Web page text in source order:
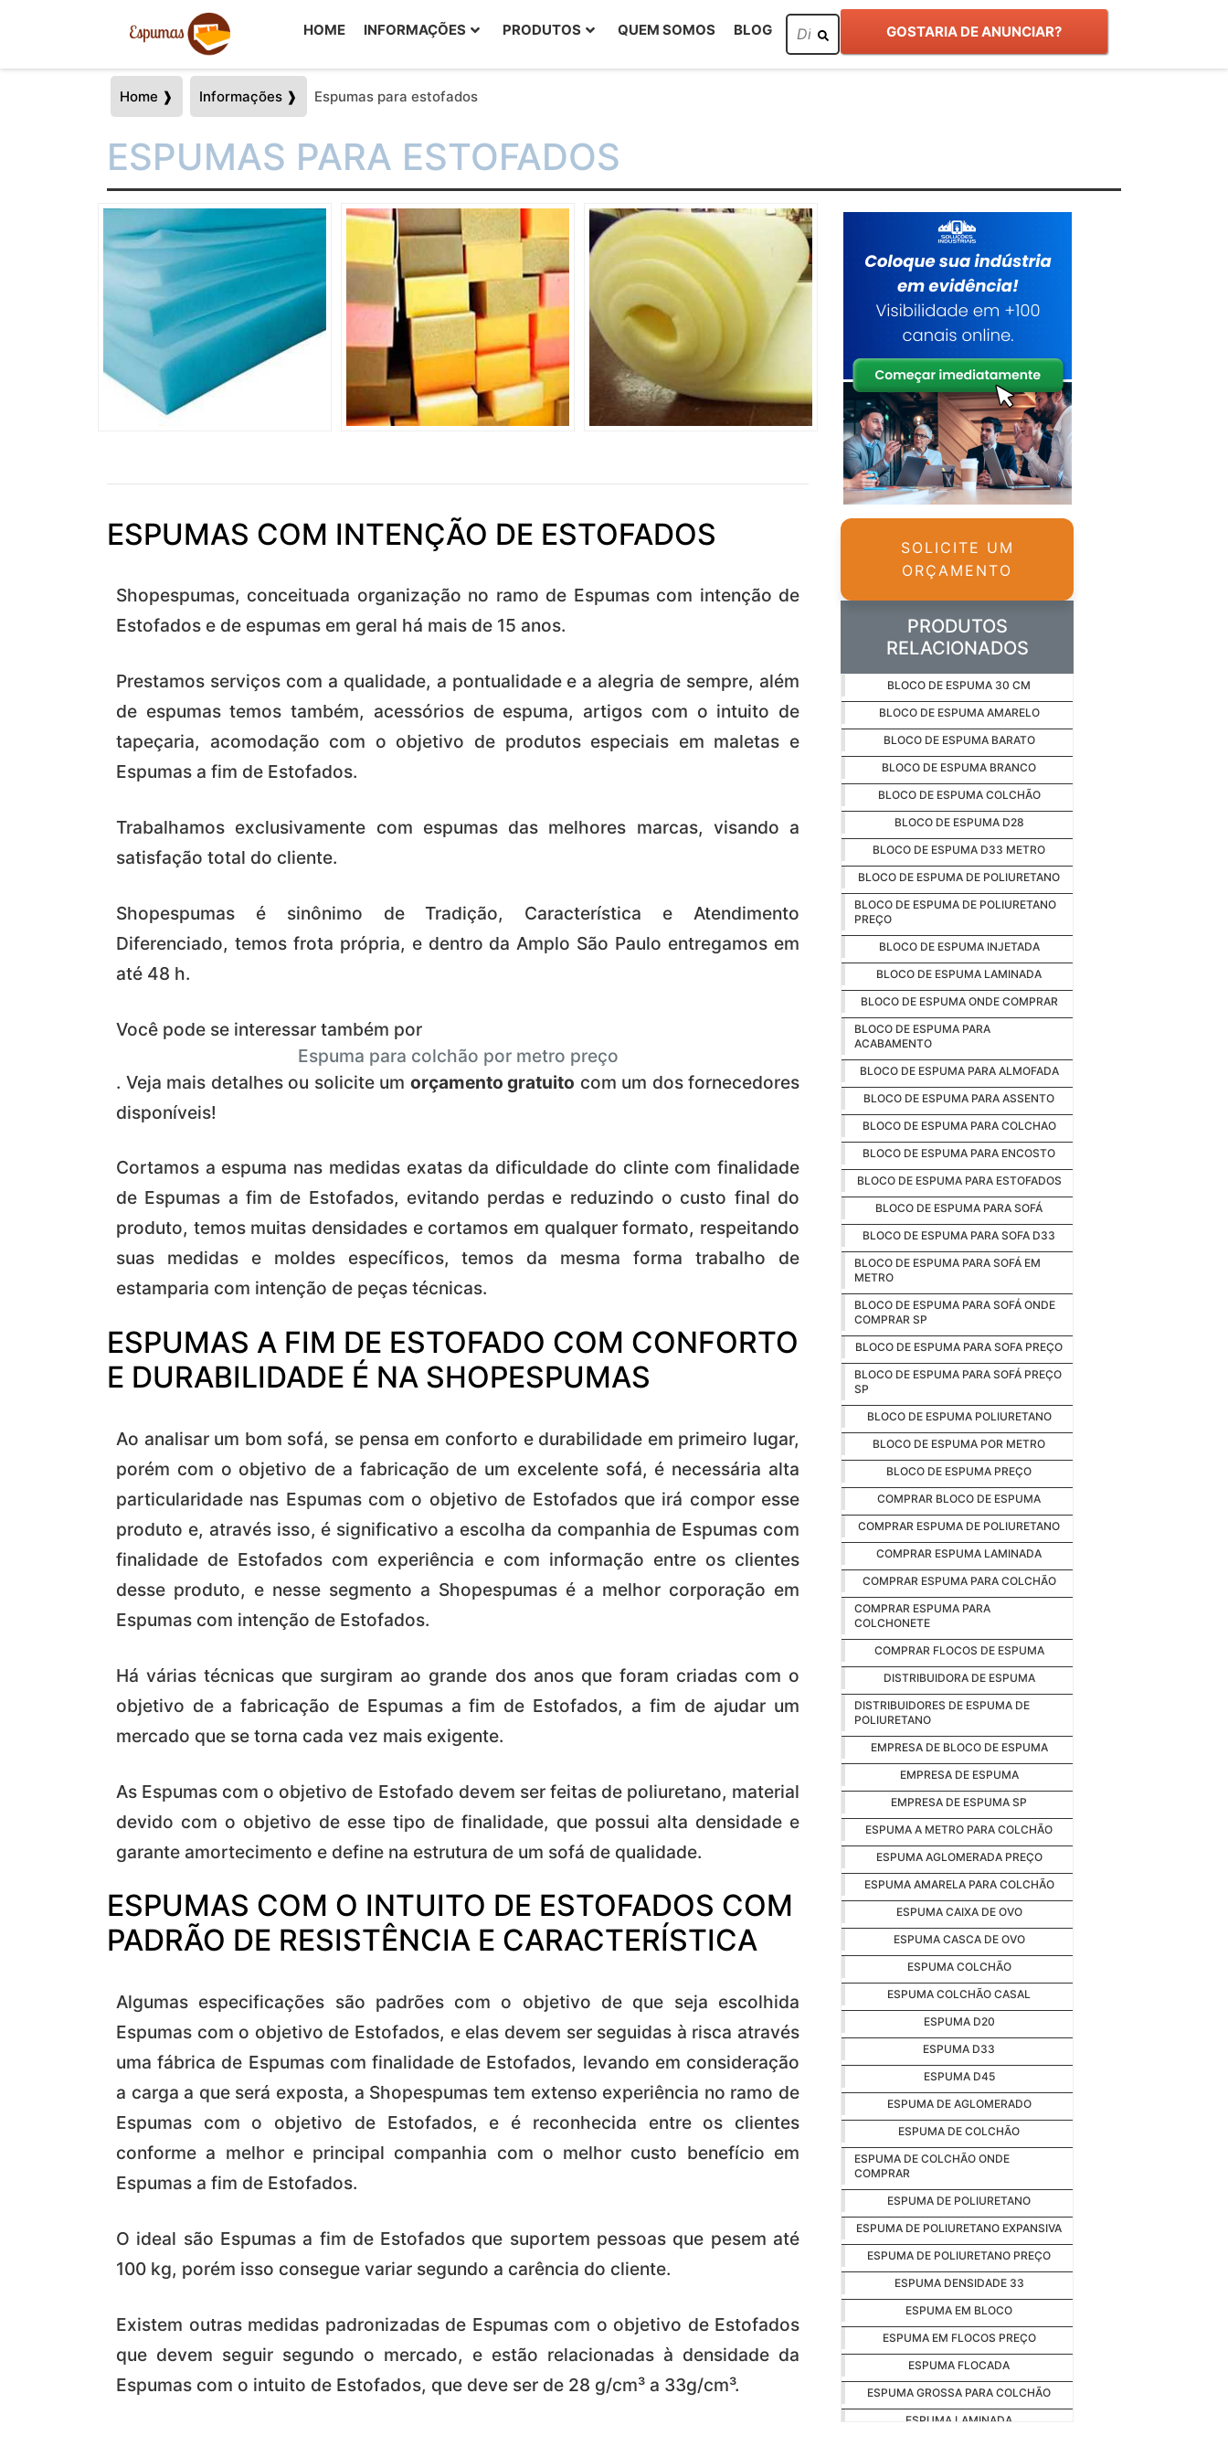
HOME INFORMAÇÕES PRODUTOS QUEM SOMOS BLOG GOSTARIA DE ANUNCIAR?
Home ❱ Informações ❱ Espumas para estofados
ESPUMAS PARA ESTOFADOS
ESPUMAS COM INTENÇÃO DE ESTOFADOS
Shopespumas, conceituada organização no ramo de Espumas com intenção de
Estofados e de espumas em geral há mais de 15 anos.
Prestamos serviços com a qualidade, a pontualidade e a alegria de sempre, além
de espumas temos também, acessórios de espuma, artigos com o intuito de
tapeçaria, acomodação com o objetivo de produtos especiais em maletas e
Espumas a fim de Estofados.
Trabalhamos exclusivamente com espumas das melhores marcas, visando a
satisfação total do cliente.
Shopespumas é sinônimo de Tradição, Característica e Atendimento
Diferenciado, temos frota própria, e dentro da Amplo São Paulo entregamos em
até 48 h.
Você pode se interessar também por
Espuma para colchão por metro preço
. Veja mais detalhes ou solicite um orçamento gratuito com um dos fornecedores
disponíveis!
Cortamos a espuma nas medidas exatas da dificuldade do clinte com finalidade
de Espumas a fim de Estofados, evitando perdas e reduzindo o custo final do
produto, temos muitas densidades e cortamos em qualquer formato, respeitando
suas medidas e moldes específicos, temos da mesma forma trabalho de
estamparia com intenção de peças técnicas.
ESPUMAS A FIM DE ESTOFADO COM CONFORTO
E DURABILIDADE É NA SHOPESPUMAS
Ao analisar um bom sofá, se pensa em conforto e durabilidade em primeiro lugar,
porém com o objetivo de a fabricação de um excelente sofá, é necessária alta
particularidade nas Espumas com o objetivo de Estofados que irá compor esse
produto e, através isso, é significativo a escolha da companhia de Espumas com
finalidade de Estofados com experiência e com informação entre os clientes
desse produto, e nesse segmento a Shopespumas é a melhor corporação em
Espumas com intenção de Estofados.
Há várias técnicas que surgiram ao grande dos anos que foram criadas com o
objetivo de a fabricação de Espumas a fim de Estofados, a fim de ajudar um
mercado que se torna cada vez mais exigente.
As Espumas com o objetivo de Estofado devem ser feitas de poliuretano, material
devido com o objetivo de esse tipo de finalidade, que possui alta densidade e
garante amortecimento e define na estrutura de um sofá de qualidade.
ESPUMAS COM O INTUITO DE ESTOFADOS COM
PADRÃO DE RESISTÊNCIA E CARACTERÍSTICA
Algumas especificações são padrões com o objetivo de que seja escolhida
Espumas com o objetivo de Estofados, e elas devem ser seguidas à risca através
uma fábrica de Espumas com finalidade de Estofados, levando em consideração
a carga a que será exposta, a Shopespumas tem extenso experiência no ramo de
Espumas com o objetivo de Estofados, e é reconhecida entre os clientes
conforme a melhor e principal companhia com o melhor custo benefício em
Espumas a fim de Estofados.
O ideal são Espumas a fim de Estofados que suportem pessoas que pesem até
100 kg, porém isso consegue variar segundo a carência do cliente.
Existem outras medidas padronizadas de Espumas com o objetivo de Estofados
que devem seguir segundo o mercado, e estão relacionadas à densidade da
Espumas com o intuito de Estofados, que deve ser de 28 g/cm³ a 33g/cm³.
SOLICITE UM
ORÇAMENTO
PRODUTOS
RELACIONADOS
BLOCO DE ESPUMA 30 CM
BLOCO DE ESPUMA AMARELO
BLOCO DE ESPUMA BARATO
BLOCO DE ESPUMA BRANCO
BLOCO DE ESPUMA COLCHÃO
BLOCO DE ESPUMA D28
BLOCO DE ESPUMA D33 METRO
BLOCO DE ESPUMA DE POLIURETANO
BLOCO DE ESPUMA DE POLIURETANO
PREÇO
BLOCO DE ESPUMA INJETADA
BLOCO DE ESPUMA LAMINADA
BLOCO DE ESPUMA ONDE COMPRAR
BLOCO DE ESPUMA PARA
ACABAMENTO
BLOCO DE ESPUMA PARA ALMOFADA
BLOCO DE ESPUMA PARA ASSENTO
BLOCO DE ESPUMA PARA COLCHAO
BLOCO DE ESPUMA PARA ENCOSTO
BLOCO DE ESPUMA PARA ESTOFADOS
BLOCO DE ESPUMA PARA SOFÁ
BLOCO DE ESPUMA PARA SOFA D33
BLOCO DE ESPUMA PARA SOFÁ EM
METRO
BLOCO DE ESPUMA PARA SOFÁ ONDE
COMPRAR SP
BLOCO DE ESPUMA PARA SOFA PREÇO
BLOCO DE ESPUMA PARA SOFÁ PREÇO
SP
BLOCO DE ESPUMA POLIURETANO
BLOCO DE ESPUMA POR METRO
BLOCO DE ESPUMA PREÇO
COMPRAR BLOCO DE ESPUMA
COMPRAR ESPUMA DE POLIURETANO
COMPRAR ESPUMA LAMINADA
COMPRAR ESPUMA PARA COLCHÃO
COMPRAR ESPUMA PARA
COLCHONETE
COMPRAR FLOCOS DE ESPUMA
DISTRIBUIDORA DE ESPUMA
DISTRIBUIDORES DE ESPUMA DE
POLIURETANO
EMPRESA DE BLOCO DE ESPUMA
EMPRESA DE ESPUMA
EMPRESA DE ESPUMA SP
ESPUMA A METRO PARA COLCHÃO
ESPUMA AGLOMERADA PREÇO
ESPUMA AMARELA PARA COLCHÃO
ESPUMA CAIXA DE OVO
ESPUMA CASCA DE OVO
ESPUMA COLCHÃO
ESPUMA COLCHÃO CASAL
ESPUMA D20
ESPUMA D33
ESPUMA D45
ESPUMA DE AGLOMERADO
ESPUMA DE COLCHÃO
ESPUMA DE COLCHÃO ONDE
COMPRAR
ESPUMA DE POLIURETANO
ESPUMA DE POLIURETANO EXPANSIVA
ESPUMA DE POLIURETANO PREÇO
ESPUMA DENSIDADE 33
ESPUMA EM BLOCO
ESPUMA EM FLOCOS PREÇO
ESPUMA FLOCADA
ESPUMA GROSSA PARA COLCHÃO
ESPUMA LAMINADA